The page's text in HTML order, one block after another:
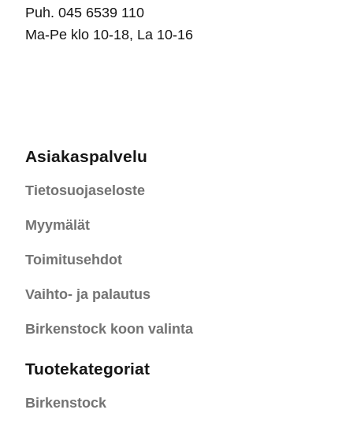
Puh. 045 6539 110
Ma-Pe klo 10-18, La 10-16
Asiakaspalvelu
Tietosuojaseloste
Myymälät
Toimitusehdot
Vaihto- ja palautus
Birkenstock koon valinta
Tuotekategoriat
Birkenstock